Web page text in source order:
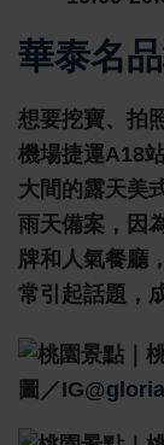
華泰名
想要挖寶、拍
機場捷運A18
大間的露天美
雨天備案，因
牌和人氣餐廳
常引起話題，
圖／IG@